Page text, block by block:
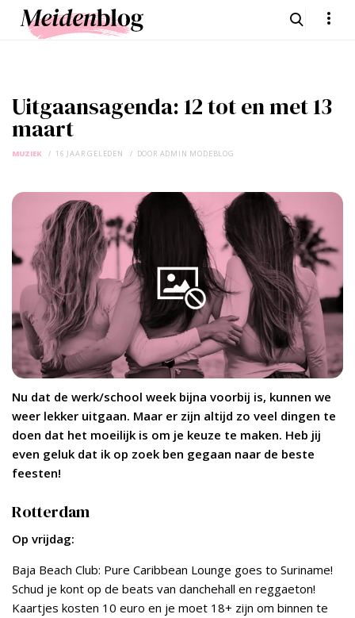
Uitgaansagenda: 12 tot en met 13
maart
MUZIEK 16 JAAR GELEDEN DOOR ADMIN MODEBLOG
Nu dat de werk/school week bijna voorbij is, kunnen we
weer lekker uitgaan. Maar er zijn altijd zo veel dingen te
doen dat het moeilijk is om je keuze te maken. Heb jij
even geluk dat ik op zoek ben gegaan naar de beste
feesten!
Rotterdam
Op vrijdag:
Baja Beach Club: Pure Caribbean Lounge goes to Suriname!
Schud je kont op de beats van danchehall en reggaeton!
Kaartjes kosten 10 euro en je moet 18+ zijn om binnen te